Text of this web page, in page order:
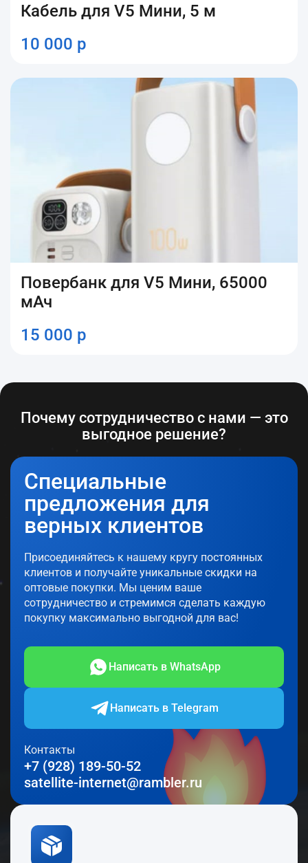
Кабель для V5 Мини, 5 м
10 000 р
Повербанк для V5 Мини, 65000
мАч
15 000 р
Почему сотрудничество с нами — это
выгодное решение?
Специальные
предложения для
верных клиентов
Присоединяйтесь к нашему кругу постоянных
клиентов и получайте уникальные скидки на
оптовые покупки. Мы ценим ваше
сотрудничество и стремимся сделать каждую
покупку максимально выгодной для вас!
Написать в WhatsApp
Написать в Telegram
Контакты
+7 (928) 189-50-52
satellite-internet@rambler.ru